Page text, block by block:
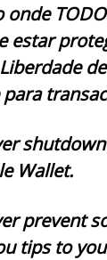
onde
estar
Wallet.
prevent
tips to